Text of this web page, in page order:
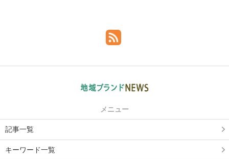
メニュー
記事一覧
キーワード一覧